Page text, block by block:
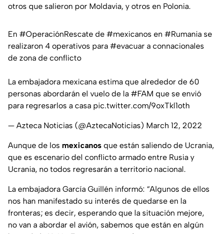
otros que salieron por Moldavia, y otros en Polonia.
En #OperaciónRescate de #mexicanos en #Rumania se
realizaron 4 operativos para #evacuar a connacionales
de zona de conflicto
La embajadora mexicana estima que alrededor de 60
personas abordarán el vuelo de la #FAM que se envió
para regresarlos a casa pic.twitter.com/9oxTkl1oth
— Azteca Noticias (@AztecaNoticias) March 12, 2022
Aunque de los mexicanos que están saliendo de Ucrania,
que es escenario del conflicto armado entre Rusia y
Ucrania, no todos regresarán a territorio nacional.
La embajadora García Guillén informó: “Algunos de ellos
nos han manifestado su interés de quedarse en la
fronteras; es decir, esperando que la situación mejore,
no van a abordar el avión, sabemos que están en algún